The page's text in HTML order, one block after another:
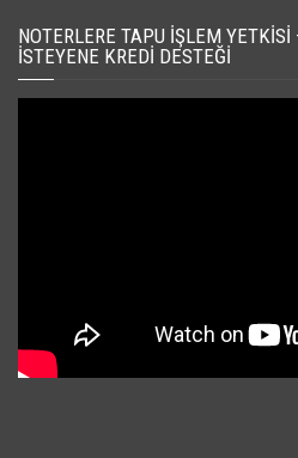
NOTERLERE TAPU İŞLEM
İSTEYENE KREDI DESTEĞI